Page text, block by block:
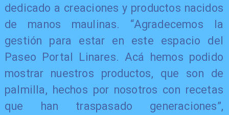
dedicado a creaciones y productos nacidos
de manos maulinas. “Agradecemos la
gestión para estar en este espacio del
Paseo Portal Linares. Acá hemos podido
mostrar nuestros productos, que son de
palmilla, hechos por nosotros con recetas
que han traspasado generaciones”,